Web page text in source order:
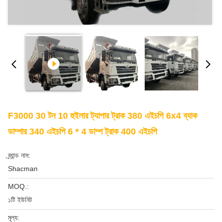
F3000 30 টন 10 হুইলার ট্যাপার ট্রাক 380 এইচপি 6x4 ব্যাক
ডাম্পার 340 এইচপি 6 * 4 ডাম্প ট্রাক 400 এইচপি
ব্র্যান্ড নাম:
Shacman
MOQ.:
১টি ইউনিট
মূল্য: